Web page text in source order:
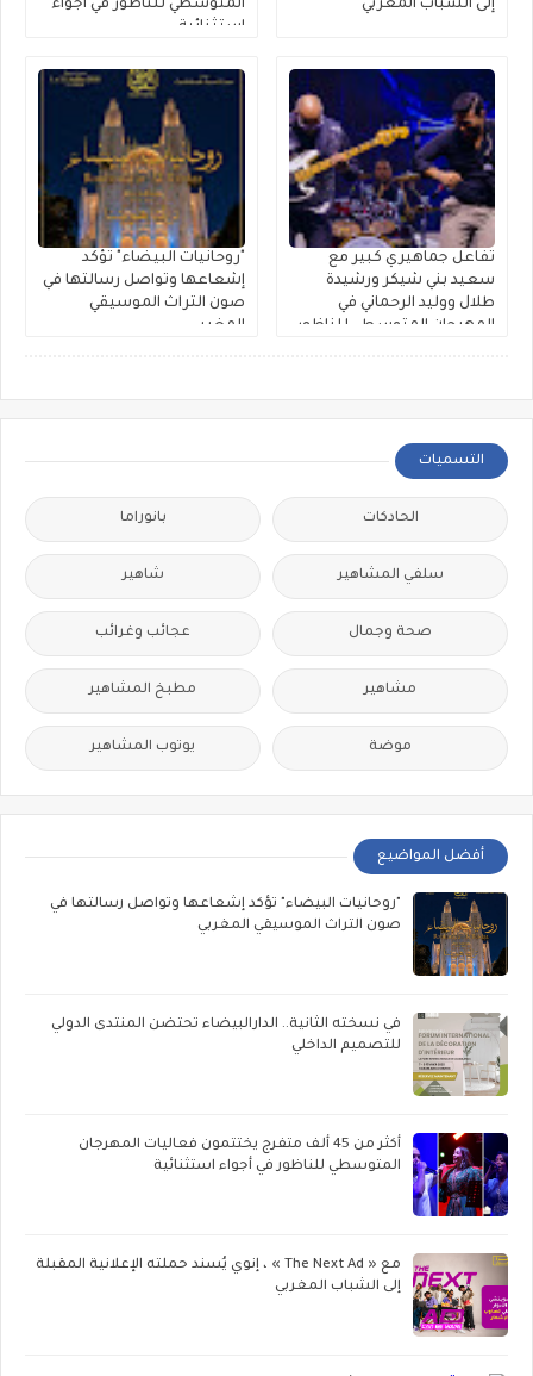
إلى الشباب المغربي
المتوسطي للناظور في أجواء
استثنائية
تفاعل جماهيري كبير مع
سعيد بني شيكر ورشيدة
طلال ووليد الرحماني في
المهرجان المتوسطي للناظور
"روحانيات البيضاء" تؤكد
إشعاعها وتواصل رسالتها في
صون التراث الموسيقي
المغربي
التسميات
الحادكات بانوراما
سلفي المشاهير شاهير
صحة وجمال عجائب وغرائب
مشاهير مطبخ المشاهير
موضة يوتوب المشاهير
أفضل المواضيع
"روحانيات البيضاء" تؤكد إشعاعها وتواصل رسالتها في
صون التراث الموسيقي المغربي
في نسخته الثانية.. الدارالبيضاء تحتضن المنتدى الدولي
للتصميم الداخلي
أكثر من 45 ألف متفرج يختتمون فعاليات المهرجان
المتوسطي للناظور في أجواء استثنائية
مع « The Next Ad » ، إنوي يُسند حملته الإعلانية المقبلة
إلى الشباب المغربي